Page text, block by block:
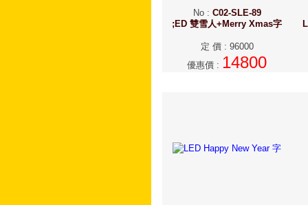
No: C02-SLE-89
;ED 雙雪人+Merry Xmas字
定 價: 96000
優惠價 : 14800